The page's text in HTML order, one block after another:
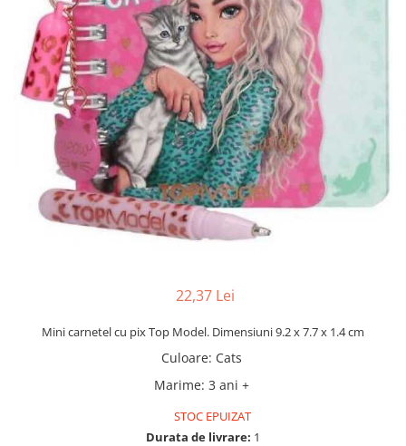
22,37 Lei
Mini carnetel cu pix Top Model. Dimensiuni 9.2 x 7.7 x 1.4 cm
Culoare: Cats
Marime: 3 ani +
STOC EPUIZAT
Durata de livrare: 1